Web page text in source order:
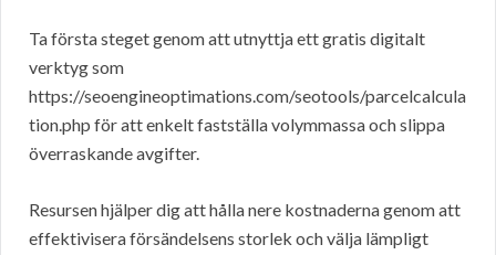
Ta första steget genom att utnyttja ett gratis digitalt
verktyg som
https://seoengineoptimations.com/seotools/parcelcalcula
tion.php för att enkelt fastställa volymmassa och slippa
överraskande avgifter.
Resursen hjälper dig att hålla nere kostnaderna genom att
effektivisera försändelsens storlek och välja lämpligt